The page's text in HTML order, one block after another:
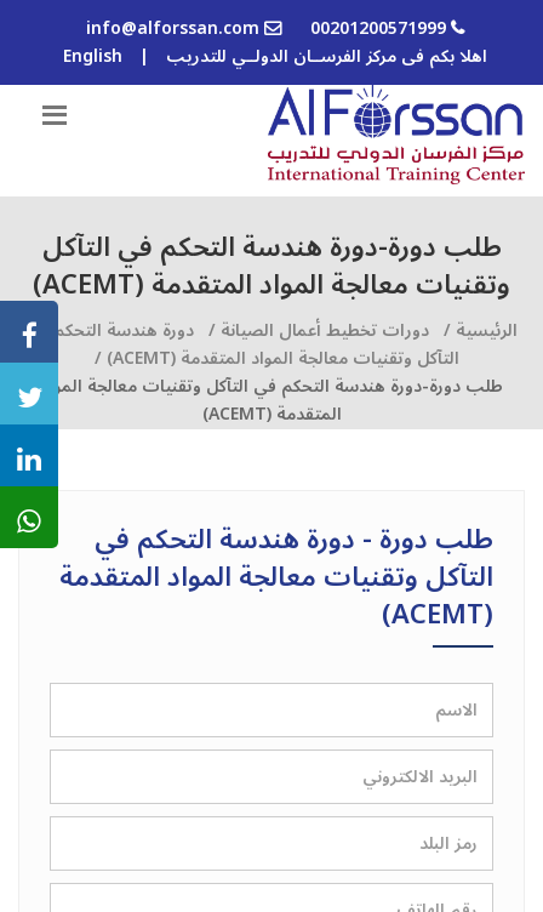
00201200571999
info@alforssan.com
اهلا بكم فى مركز الفرســان الدولــي للتدريب |
English
طلب دورة-دورة هندسة التحكم في التآكل
وتقنيات معالجة المواد المتقدمة (ACEMT)
الرئيسية / دورات تخطيط أعمال الصيانة / دورة هندسة التحكم في
التآكل وتقنيات معالجة المواد المتقدمة (ACEMT) /
طلب دورة-دورة هندسة التحكم في التآكل وتقنيات معالجة المواد
المتقدمة (ACEMT)
طلب دورة - دورة هندسة التحكم في
التآكل وتقنيات معالجة المواد المتقدمة
(ACEMT)